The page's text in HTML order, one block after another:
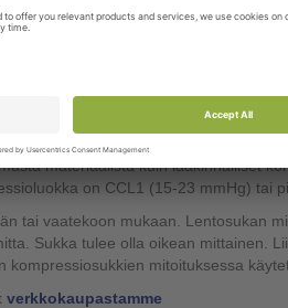
hoitosukista mm.
ennaltaehkäisyyn ja tukemaan
automatkoille, sekä seisoma- ja
materiaalista kuin lääkinnälliset
on CCL1 (15-23 mmHg) tai
tai vaatekoon mukaan. Lentosukan
Sukka tulee olla oikean mittainen.
kompressiosukkien mitoituksessa
verkkokaupastamme